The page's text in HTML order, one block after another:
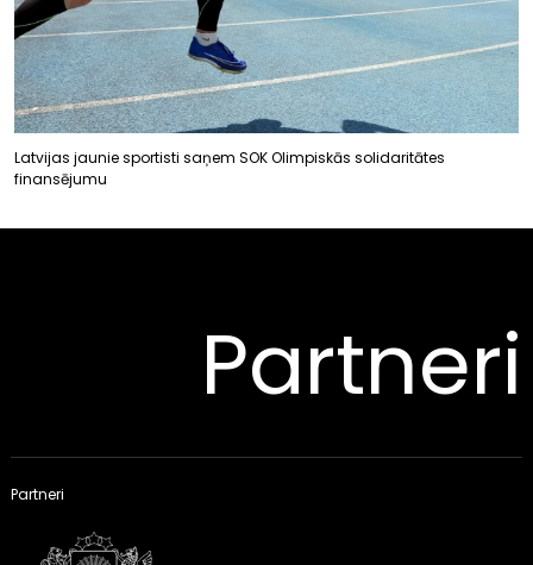
Latvijas jaunie sportisti saņem SOK Olimpiskās solidaritātes
finansējumu
Partneri
Partneri